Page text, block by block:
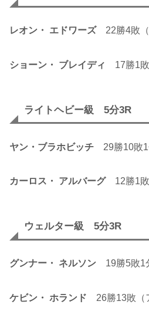
レオン・ エドワーズ22勝4敗（
ショーン・ ブレイディ 17勝1敗
ライトヘビー級 5分3R
ヤン・ブラホビッチ 29勝10敗1
カーロス・ アルバーグ12勝1敗
ウェルター級 5分3R
グンナー・ ネルソン 19勝5敗1
ケビン・ ホランド 26勝13敗（